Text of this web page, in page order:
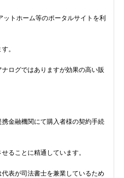
トホーム等のポータルサイトを利
。
ログではありますが効果の高い販
金融機関にて購入者様の契約手続
ることに精通しています。
表が司法書士を兼業しているため